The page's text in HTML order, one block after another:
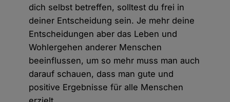
dich selbst betreffen, solltest du frei in
deiner Entscheidung sein. Je mehr deine
Entscheidungen aber das Leben und
Wohlergehen anderer Menschen
beeinflussen, um so mehr muss man auch
darauf schauen, dass man gute und
positive Ergebnisse für alle Menschen